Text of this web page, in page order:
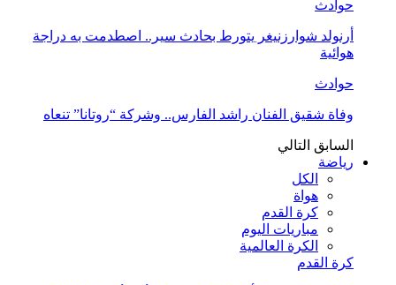
حوادث
أرنولد شوارزنيغر يتورط بحادث سير.. اصطدمت به دراجة
هوائية
حوادث
وفاة شقيق الفنان راشد الفارس.. وشركة “روتانا” تنعاه
السابق التالي
رياضة
الكل
هواة
كرة القدم
مباريات اليوم
الكرة العالمية
كرة القدم